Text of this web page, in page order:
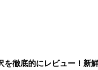
を徹底的にレビュー！新